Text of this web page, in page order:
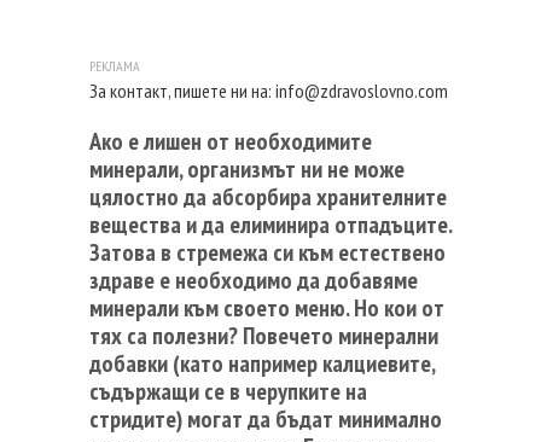
За контакт, пишете ни на: info@zdravoslovno.com
Ако е лишен от необходимите
минерали, организмът ни не може
цялостно да абсорбира хранителните
вещества и да елиминира отпадъците.
Затова в стремежа си към естествено
здраве е необходимо да добавяме
минерали към своето меню. Но кои от
тях са полезни? Повечето минерални
добавки (като например калциевите,
съдържащи се в черупките на
стридите) могат да бъдат минимално